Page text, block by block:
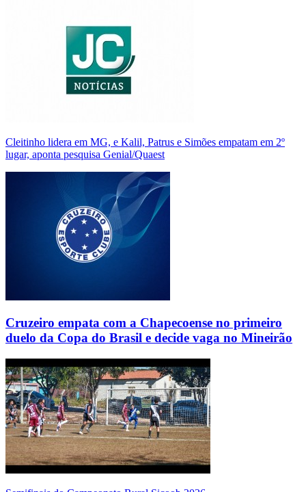
Cleitinho lidera em MG, e Kalil, Patrus e Simões empatam em 2º
lugar, aponta pesquisa Genial/Quaest
Cruzeiro empata com a Chapecoense no primeiro
duelo da Copa do Brasil e decide vaga no Mineirão